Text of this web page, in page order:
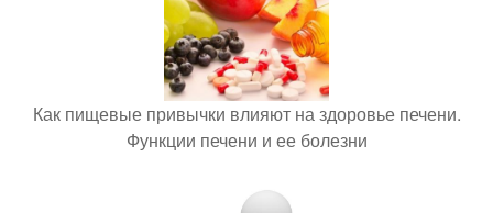
Как пищевые привычки влияют на здоровье печени.
Функции печени и ее болезни